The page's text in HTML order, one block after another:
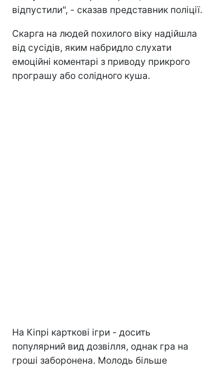
відпустили", - сказав представник поліції.
Скарга на людей похилого віку надійшла
від сусідів, яким набридло слухати
емоційні коментарі з приводу прикрого
програшу або солідного куша.
На Кіпрі карткові ігри - досить
популярний вид дозвілля, однак гра на
гроші заборонена. Молодь більше